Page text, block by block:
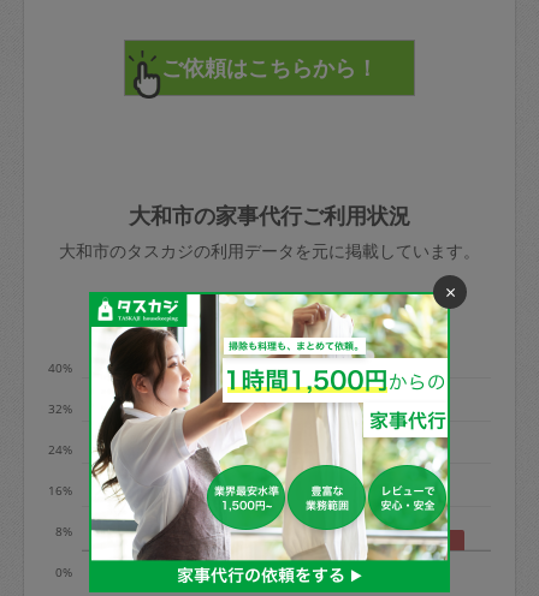
直前キャンセル料：
72時間前〜24時間前＝依頼料金の50%
依頼者不在による当日キャンセル＝依頼
金額の100%＋交通費全額
※例：依頼日時／土曜日午前9時開始の場
合、水曜日午前9時以降はキャンセル料が
水曜日9時〜金曜日9時まで＝依頼料金の
50%
金曜日9時～土曜日8時まで＝依頼金額の
100%
土曜日8時〜実施時間＝依頼金額の100%
＋交通費全額
依頼者不在による当日キャンセル＝依頼
みてください。
その後、一番気に入ったタスカジさんに
てください。
不在時に部屋に入るためにタスカジさん
きた場合は損害保険の対象外となるので
ご注意ください。
で、必ず鍵のかかるロッカーや金庫に入
れて依頼者の責任の元管理するよう心掛
けてください。
玉、など
あわせてこちらも参照ください：初めて
利用します。注意しなくてはいけない点
はありますか？
大和市の家事代行ご利用状況
大和市のタスカジの利用データを元に掲載しています。
利用の多い曜日は？
0%
8%
16%
24%
32%
40%
水 木 土
×